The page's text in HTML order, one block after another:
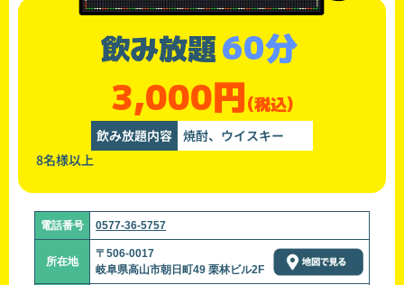
飲み放題60分
3,000円(税込)
飲み放題内容 焼酎、ウイスキー
8名様以上
電話番号 0577-36-5757
所在地
〒506-0017
岐阜県高山市朝日町49 栗林ビル2F